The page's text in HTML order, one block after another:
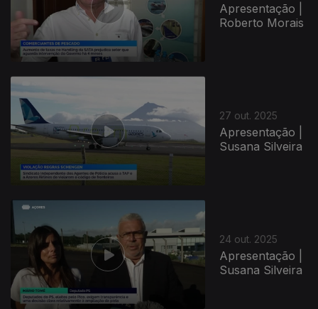
Apresentação |
Roberto Morais
27 out. 2025
Apresentação |
Susana Silveira
24 out. 2025
Apresentação |
Susana Silveira